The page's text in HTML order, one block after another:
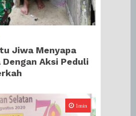
Jiwa Menyapa
Dengan Aksi Peduli
1min